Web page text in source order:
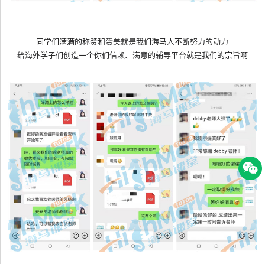
同学们满满的称赞和赞美就是我们海马人不断努力的动力
给海外学子们创造一个你们信赖、满意的辅导平台就是我们的宗旨啊